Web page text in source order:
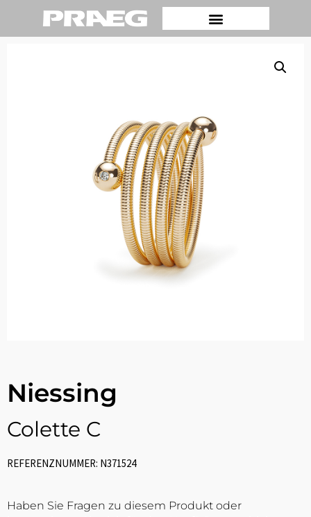
Niessing
Colette C
REFERENZNUMMER: N371524
Haben Sie Fragen zu diesem Produkt oder